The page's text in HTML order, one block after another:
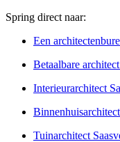
Spring direct naar:
Een
Betaalbare
Interieurarchitect
Tuinarchitect